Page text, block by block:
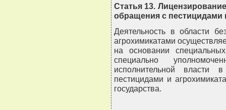
Статья 13.
обращения с пестицидами
Деятельность в области
агрохимикатами
на основании
специально
исполнительной власти
пестицидами и
государства.